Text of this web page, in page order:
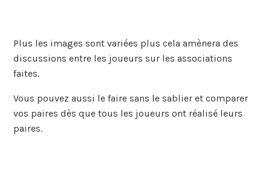
Plus les images sont variées plus cela amènera des
discussions entre les joueurs sur les associations
faites.
Vous pouvez aussi le faire sans le sablier et comparer
vos paires dès que tous les joueurs ont réalisé leurs
paires.